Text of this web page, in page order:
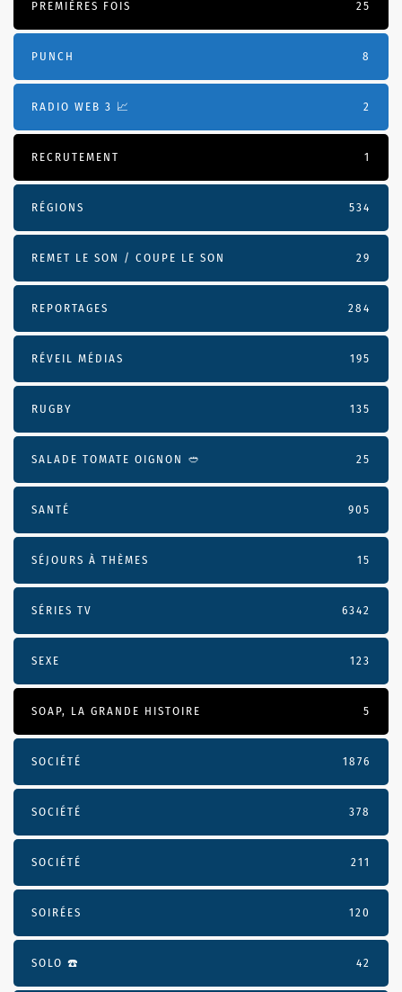
PREMIÈRES FOIS 25
PUNCH 8
RADIO WEB 3 📈 2
RECRUTEMENT 1
RÉGIONS 534
REMET LE SON / COUPE LE SON 29
REPORTAGES 284
RÉVEIL MÉDIAS 195
RUGBY 135
SALADE TOMATE OIGNON 🥙 25
SANTÉ 905
SÉJOURS À THÈMES 15
SÉRIES TV 6342
SEXE 123
SOAP, LA GRANDE HISTOIRE 5
SOCIÉTÉ 1876
SOCIÉTÉ 378
SOCIÉTÉ 211
SOIRÉES 120
SOLO ☎️ 42